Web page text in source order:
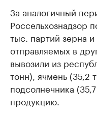
За аналогичный
Россельхознадзор
тыс. партий зерна
отправляемых в
вывозили из
тонн), ячмень (35,2
подсолнечника
продукцию.